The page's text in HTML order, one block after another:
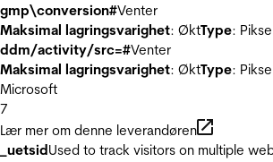
gmp\conversion#Venter
Maksimal lagringsvarighet: ØktType:
ddm/activity/src=#Venter
Maksimal lagringsvarighet: ØktType:
Microsoft
7
Lær mer om denne leverandøren
_uetsidUsed to track visitors on multiple